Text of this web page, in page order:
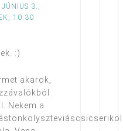
3.,
10:30
:)
akarok,
Nekem a